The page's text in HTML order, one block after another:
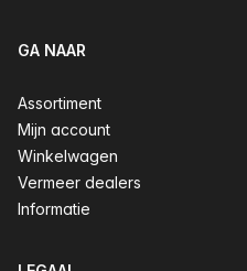
GA NAAR
Assortiment
Mijn account
Winkelwagen
Vermeer dealers
Informatie